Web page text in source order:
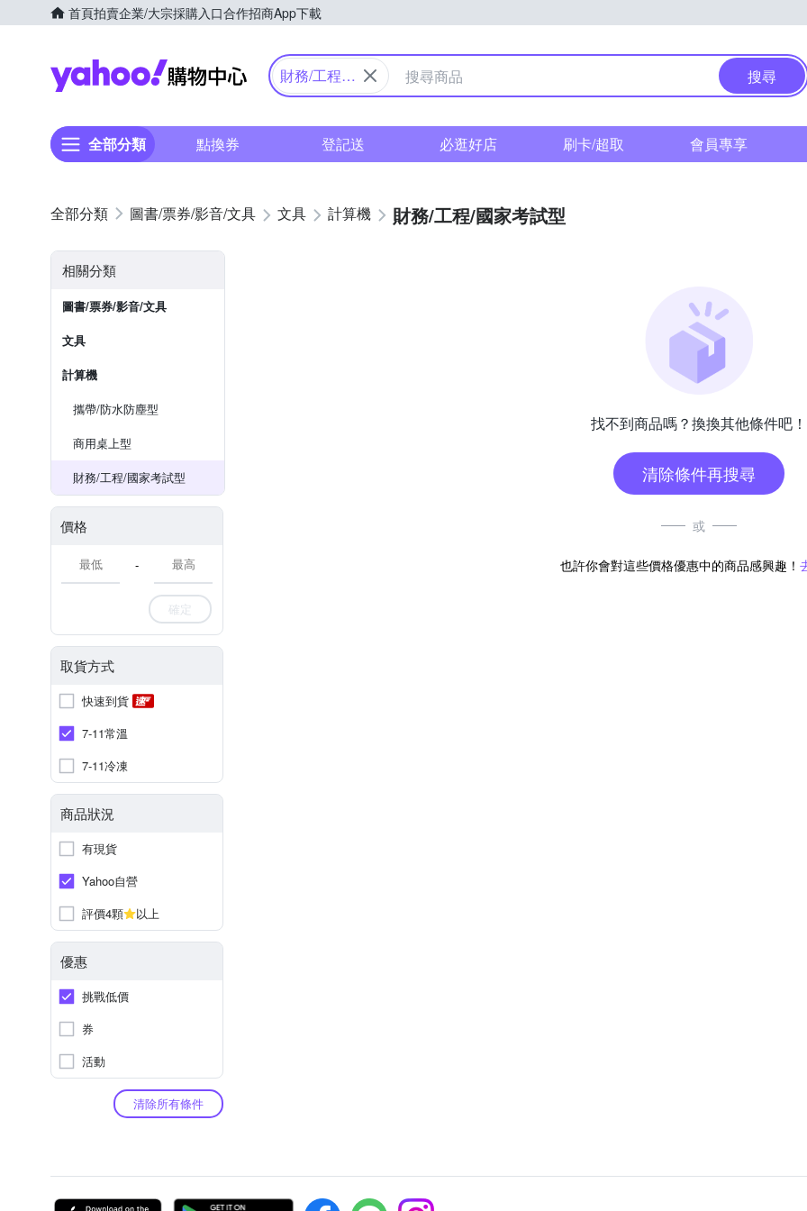
首頁拍賣企業/大宗採購入口合作招商App下載
Yahoo購物中心
財務/工程/
搜尋
全部分類 點換券 登記送 必逛好店 刷卡/超取 會員專享
圖書/票券/影音/文具 文具 計算機 財務/工程/國家考試型
相關分類
圖書/票券/影音/文具
文具
計算機
攜帶/防水防塵型
商用桌上型
財務/工程/國家考試型
價格
-
確定
取貨方式
快速到貨
7-11常溫
7-11冷凍
商品狀況
有現貨
Yahoo自營
評價4顆
以上
優惠
挑戰低價
券
活動
清除所有條件
找不到商品嗎？換換其他條件吧！
清除條件再搜尋
或
也許你會對這些價格優惠中的商品感興趣！